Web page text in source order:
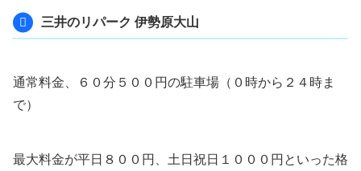
三井のリパーク 伊勢原大山
通常料金、６０分５００円の駐車場（０時から２４時ま
で）
最大料金が平日８００円、土日祝日１０００円といった格